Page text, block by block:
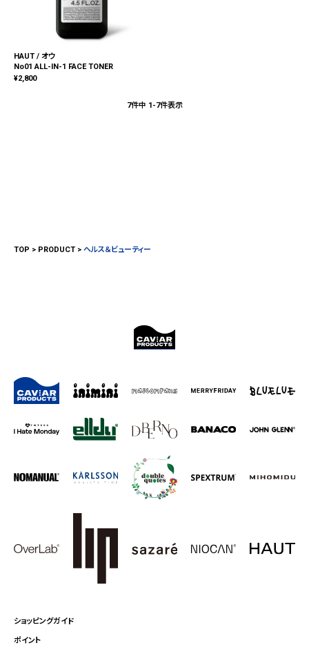
HAUT / オウ
No01 ALL-IN-1 FACE TONER
¥2,800
7件中 1-7件表示
TOP PRODUCT ヘルス＆ビューティー
ショッピングガイド
ポイント